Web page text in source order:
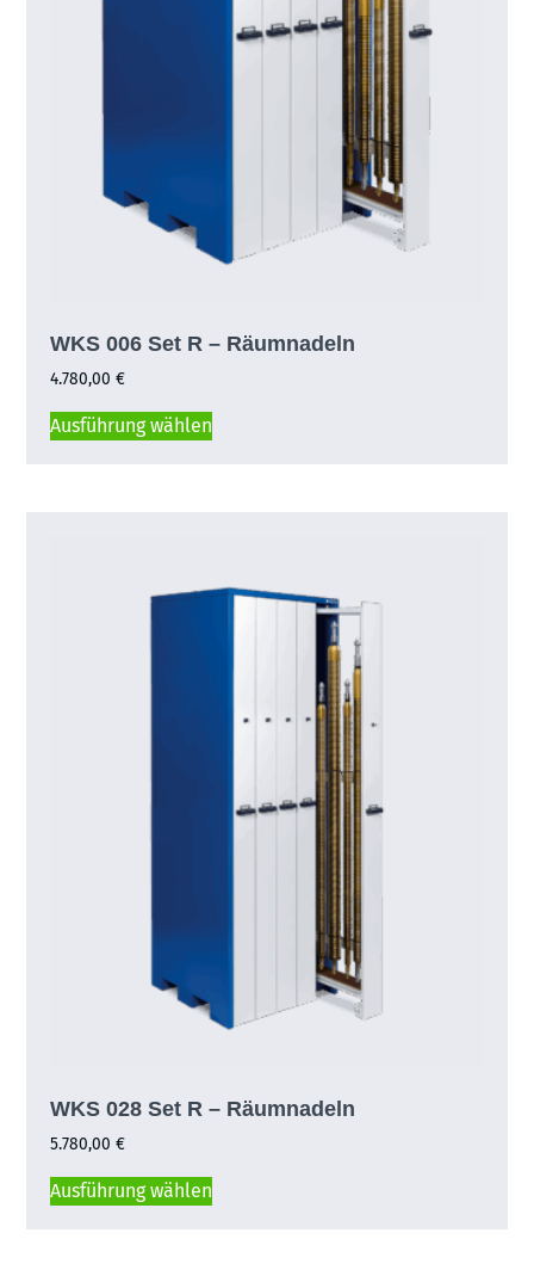
WKS 006 Set R – Räumnadeln
4.780,00€
Ausführung wählen
WKS 028 Set R – Räumnadeln
5.780,00€
Ausführung wählen